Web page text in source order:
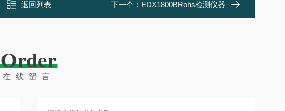
返回列表 下一个： EDX1800BRohs检测仪器
Order
在线留言